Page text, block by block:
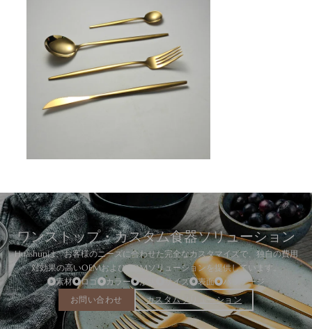
ワンストップ・カスタム食器ソリューション
Huashunは、お客様のニーズに合わせた完全なカスタマイズで、独自の費用
対効果の高いOEMおよびODMソリューションを提供しています。
素材
ロゴ カラー 形状 サイズ 表面
パッケージ
お問い合わせ
カスタムソリューション